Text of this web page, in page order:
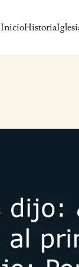
InicioHistoria